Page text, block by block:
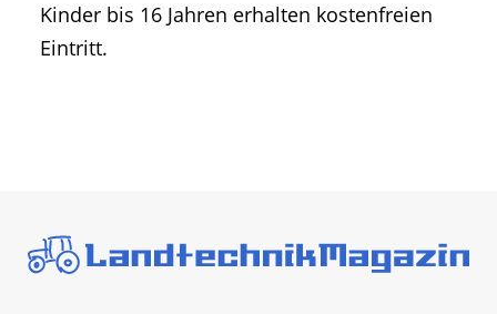
Kinder bis 16 Jahren erhalten kostenfreien
Eintritt.